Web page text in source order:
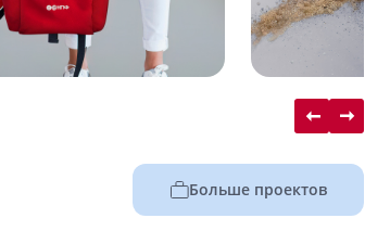
Больше проектов